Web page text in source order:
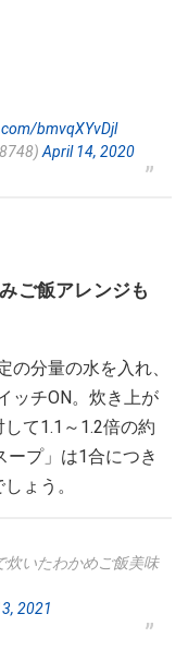
bmvqXYvDjl
April 14, 2020
ご飯アレンジも
分量の水を入れ、
ッチON。炊き上が
て1.1～1.2倍の約
プ」は1合につき
ょう。
炊いたわかめご飯美味
2021